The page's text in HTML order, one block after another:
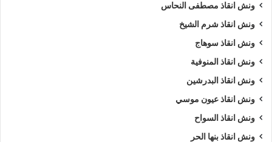
ونش انقاذ مصطفى النحاس
ونش انقاذ شرم الشيخ
ونش انقاذ سوهاج
ونش انقاذ المنوفية
ونش انقاذ البدرشين
ونش انقاذ عيون موسي
ونش انقاذ السواح
ونش انقاذ بنها الحر